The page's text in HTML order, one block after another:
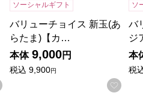
お気に入りに登録する
ソーシャルギフト
バリューチョイス 新玉(あ
らたま)【カ…
本体 9,000円
税込 9,900円
お気
ソ
バ
ジ
本
税